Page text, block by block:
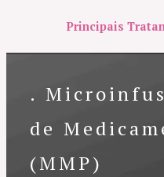
Principais
.
de
(MMP)